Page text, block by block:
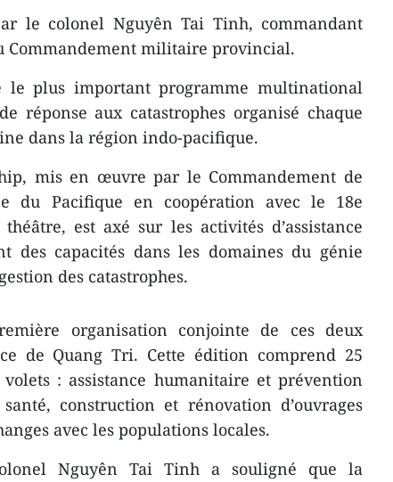
le colonel Nguyên Tai Tinh, commandant
Commandement militaire provincial.
le plus important programme multinational
réponse aux catastrophes organisé chaque
dans la région indo-pacifique.
mis en œuvre par le Commandement de
du Pacifique en coopération avec le 18e
est axé sur les activités d’assistance
des capacités dans les domaines du génie
des catastrophes.
organisation conjointe de ces deux
de Quang Tri. Cette édition comprend 25
: assistance humanitaire et prévention
construction et rénovation d’ouvrages
avec les populations locales.
Nguyên Tai Tinh a souligné que la